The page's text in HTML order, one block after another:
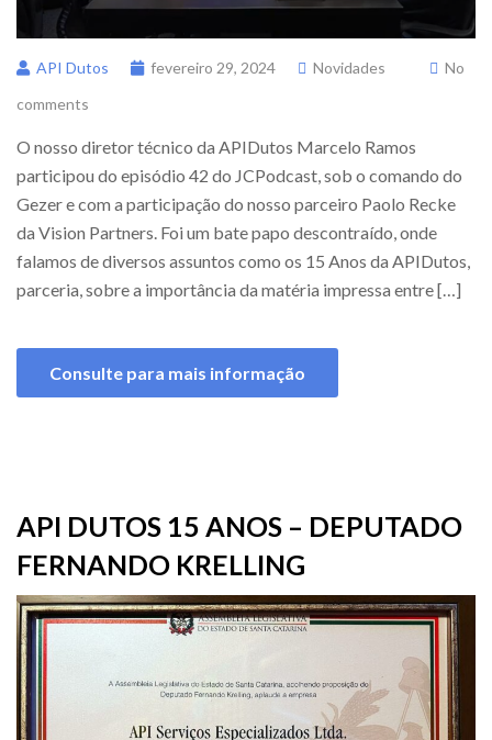
API Dutos fevereiro 29, 2024 Novidades
No
comments
O nosso diretor técnico da APIDutos Marcelo Ramos
participou do episódio 42 do JCPodcast, sob o comando do
Gezer e com a participação do nosso parceiro Paolo Recke
da Vision Partners. Foi um bate papo descontraído, onde
falamos de diversos assuntos como os 15 Anos da APIDutos,
parceria, sobre a importância da matéria impressa entre […]
Consulte para mais informação
API DUTOS 15 ANOS – DEPUTADO
FERNANDO KRELLING